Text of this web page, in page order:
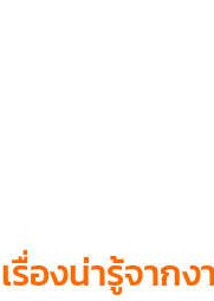
เรื่องน่ารู้จาก